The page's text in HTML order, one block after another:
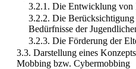
3.2.1. Die Entwicklung von
3.2.2. Die
Bedürfnisse der
3.2.3. Die Förderung der
3.3. Darstellung eines
Mobbing bzw. Cybermobbing